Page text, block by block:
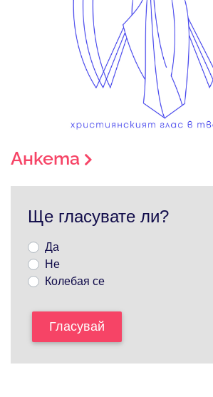
Анкета
Ще гласувате ли?
Да
Не
Колебая се
Гласувай